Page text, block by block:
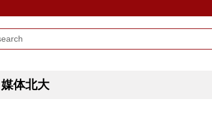
媒体北大